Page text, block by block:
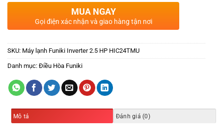
MUA NGAY
Gọi điện xác nhận và giao hàng tận nơi
SKU: Máy lạnh Funiki Inverter 2.5 HP HIC24TMU
Danh mục: Điều Hòa Funiki
Mô tả Đánh giá (0)